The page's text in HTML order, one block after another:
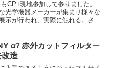
CP+現地参加して参りました。
光学機器メーカーが集まり様々な
示が行われ、実際に触れる。さら
重な機会です。今年は新月期とい
で迷いましたが・・
α7 赤外カットフィルター
改造